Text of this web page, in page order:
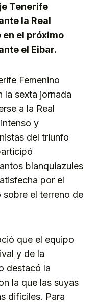
Tenerife
la Real
en el próximo
el Eibar.
Femenino
la sexta jornada
a la Real
y
del triunfo
blanquiazules
por el
el terreno de
que el equipo
y de la
destacó la
la que las suyas
difíciles. Para